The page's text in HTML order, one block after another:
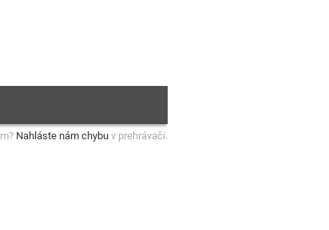
Nahláste nám chybu v prehrávači.